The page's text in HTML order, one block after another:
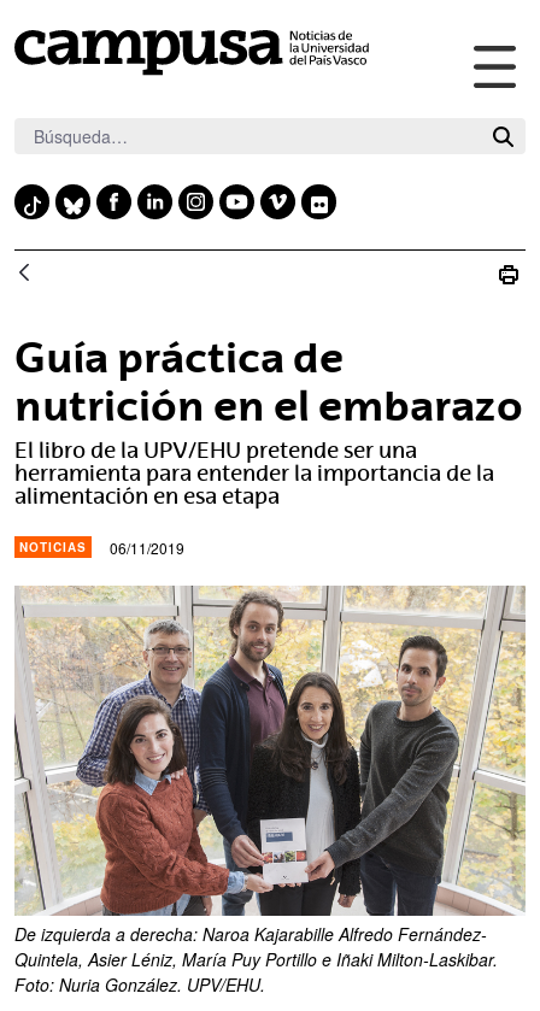
Saltar al contenido principal
T
k
B
k
y
F
o
o
k
L
d
i
n
I
g
r
a
m
Y
b
e
V
F
r
Guía práctica de
nutrición en el embarazo
El libro de la UPV/EHU pretende ser una
herramienta para entender la importancia de la
alimentación en esa etapa
NOTICIAS 06/11/2019
De izquierda a derecha: Naroa Kajarabille Alfredo Fernández-
Quintela, Asier Léniz, María Puy Portillo e Iñaki Milton-Laskibar.
Foto: Nuria González. UPV/EHU.